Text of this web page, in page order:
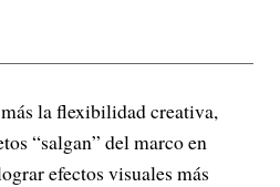
la flexibilidad creativa,
“salgan” del marco en
efectos visuales más